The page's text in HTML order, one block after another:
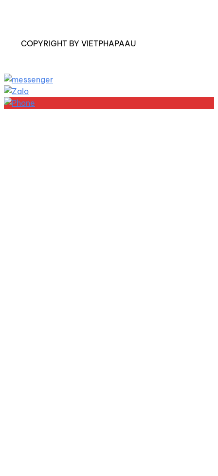
COPYRIGHT BY VIETPHAPAAU